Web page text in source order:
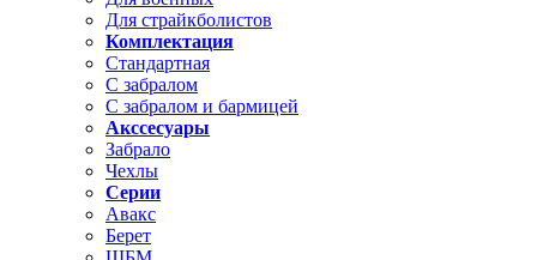
Для страйкболистов
Комплектация
Стандартная
С забралом
С забралом и бармицей
Акссесуары
Забрало
Чехлы
Серии
Авакс
Берет